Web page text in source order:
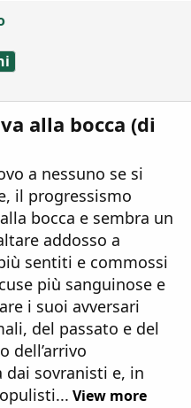
alla bocca (di
a nessuno se si
il progressismo
bocca e sembra un
addosso a
sentiti e commossi
più sanguinose e
i suoi avversari
del passato e del
dell’arrivo
dai sovranisti e, in
View more